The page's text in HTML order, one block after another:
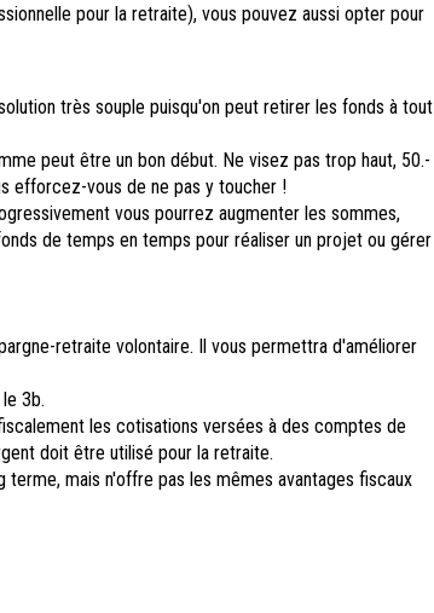
pour la retraite), vous pouvez aussi opter pour
très souple puisqu'on peut retirer les fonds à tout
peut être un bon début. Ne visez pas trop haut, 50.-
efforcez-vous de ne pas y toucher !
vous pourrez augmenter les sommes,
de temps en temps pour réaliser un projet ou gérer
retraite volontaire. Il vous permettra d'améliorer
3b.
les cotisations versées à des comptes de
doit être utilisé pour la retraite.
terme, mais n'offre pas les mêmes avantages fiscaux